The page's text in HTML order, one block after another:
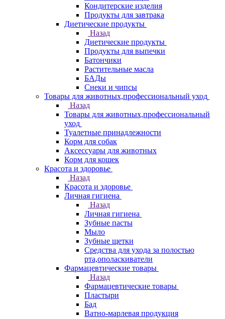
Кондитерские изделия
Продукты для завтрака
Диетические продукты
Назад
Диетические продукты
Продукты для выпечки
Батончики
Растительные масла
БАДы
Снеки и чипсы
Товары для животных,профессиональный уход
Назад
Товары для животных,профессиональный
уход
Туалетные принадлежности
Корм для собак
Аксессуары для животных
Корм для кошек
Красота и здоровье
Назад
Красота и здоровье
Личная гигиена
Назад
Личная гигиена
Зубные пасты
Мыло
Зубные щетки
Средства для ухода за полостью
рта,ополаскиватели
Фармацевтические товары
Назад
Фармацевтические товары
Пластыри
Бад
Ватно-марлевая продукция